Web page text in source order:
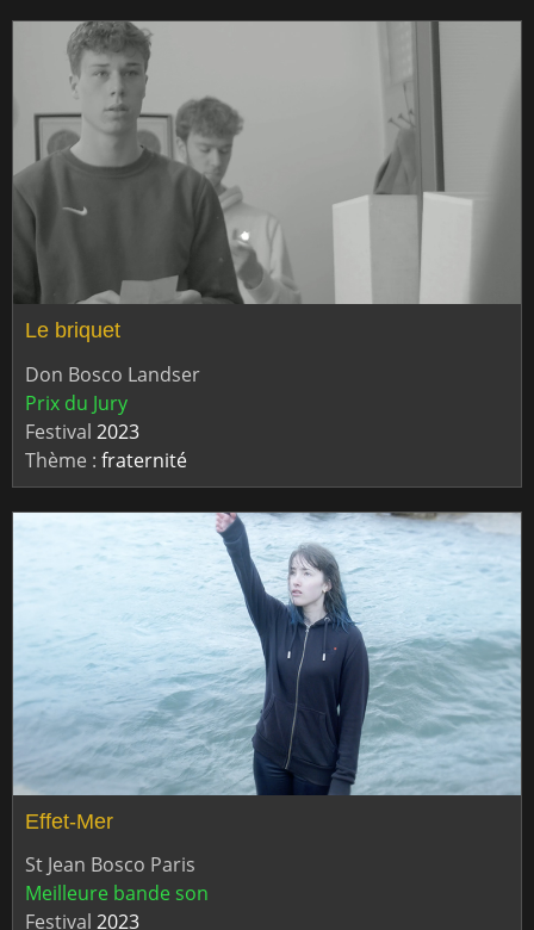
Le briquet
Don Bosco Landser
Prix du Jury
Festival 2023
Thème : fraternité
Effet-Mer
St Jean Bosco Paris
Meilleure bande son
Festival 2023